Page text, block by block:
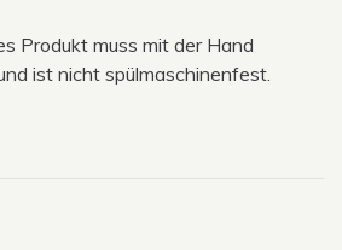
Produkt muss mit der Hand
ist nicht spülmaschinenfest.